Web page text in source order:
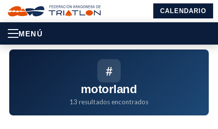
CALENDARIO
MENÚ
#
motorland
13 resultados encontrados